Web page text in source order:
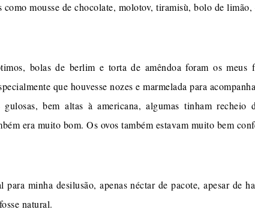
como mousse de chocolate, molotov, tiramisù, bolo de
bolas de berlim e torta de amêndoa foram os meus
que houvesse nozes e marmelada para
bem altas à americana, algumas tinham recheio
era muito bom. Os ovos também estavam muito bem
minha desilusão, apenas néctar de pacote, apesar de
natural.